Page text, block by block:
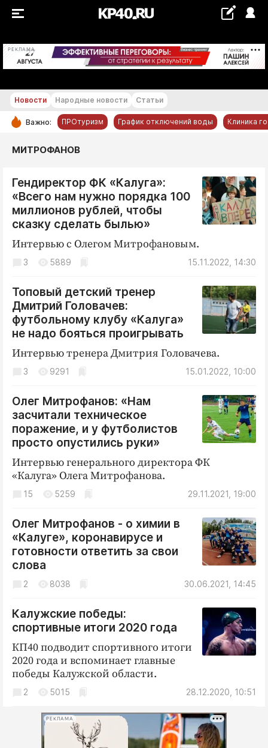
РЕКЛАМА +29...+30 °С
РУБРИКИ
Новости компаний
Статьи
Народные новости
Авто и транспорт
Благоустройство
Культура
Недвижимость и ЖКХ
Образование
Общество
Погода
Происшествия
Спорт
Экономика и бизнес
ПРОЕКТЫ
Медиаперсона
Интересное чтиво
Клиника года
Новости Народные новости Статьи
Важно: ПРОтуризм График отключений воды Клиника
МИТРОФАНОВ
Гендиректор ФК «Калуга»:
«Всего нам нужно порядка 100
миллионов рублей, чтобы
сказку сделать былью»
Интервью с Олегом Митрофановым.
15.11.2022, 14:30
3 5889
Топовый детский тренер
Дмитрий Головачев:
футбольному клубу «Калуга»
не надо бояться проигрывать
Интервью тренера Дмитрия Головачева.
15.01.2022, 10:00
3 9291
Олег Митрофанов: «Нам
засчитали техническое
поражение, и у футболистов
просто опустились руки»
Интервью генерального директора ФК
«Калуга» Олега Митрофанова.
29.11.2021, 19:00
15 5259
Олег Митрофанов - о химии в
«Калуге», коронавирусе и
готовности ответить за свои
слова
30.06.2021, 14:45
2 8038
Калужские победы:
спортивные итоги 2020 года
КП40 подводит спортивного итоги
2020 года и вспоминает главные
победы Калужской области.
28.12.2020, 10:51
2 5015
РЕКЛАМА